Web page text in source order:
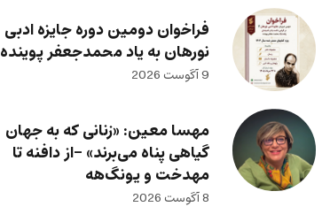
فراخوان دومین دوره جایزه ادبی
نورهان به یاد محمدجعفر پوینده
9 آگوست 2026
مهسا معین: «زنانی که به جهان
گیاهی پناه می‌برند» -از دافنه تا
مهدخت و یونگ‌هه
8 آگوست 2026